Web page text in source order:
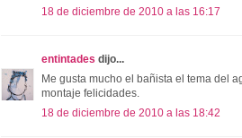
18 de diciembre de 2010 a las 16:17
entintades dijo...
Me gusta mucho el bañista el tema del
montaje felicidades.
18 de diciembre de 2010 a las 18:42